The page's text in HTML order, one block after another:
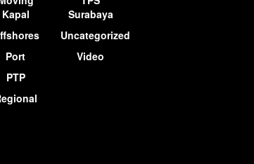
Kapal
Port
PTP
Surabaya
Uncategorized
Video